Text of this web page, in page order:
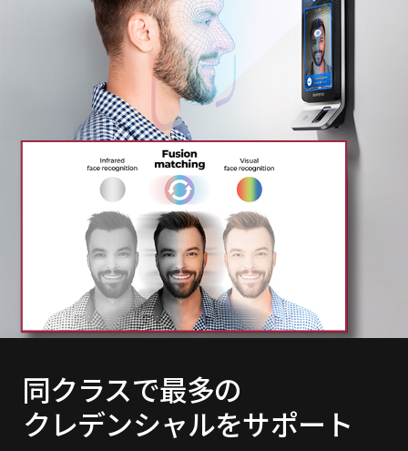
同クラスで最多の
クレデンシャルをサポート